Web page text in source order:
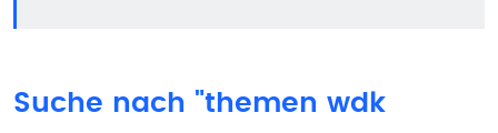
Suche nach "themen wdk